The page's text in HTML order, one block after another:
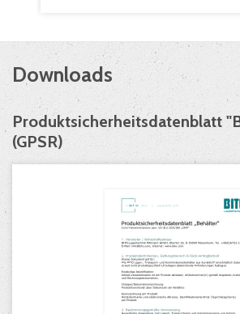
Downloads
Produktsicherheitsdatenblatt
(GPSR)